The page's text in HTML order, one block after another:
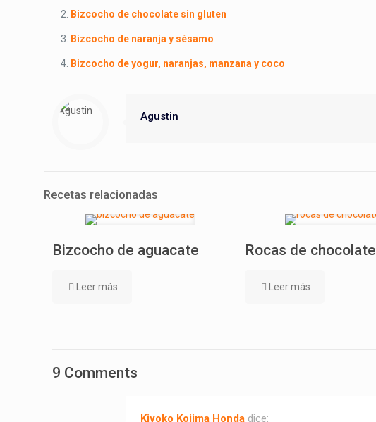
Bizcocho de chocolate sin gluten
Bizcocho de naranja y sésamo
Bizcocho de yogur, naranjas, manzana y coco
Agustin
Recetas relacionadas
Bizcocho de aguacate
Leer más
Rocas de chocolate
Leer más
9 Comments
Kiyoko Kojima Honda dice: